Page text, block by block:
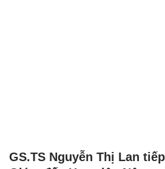
GS.TS Nguyễn Thị Lan